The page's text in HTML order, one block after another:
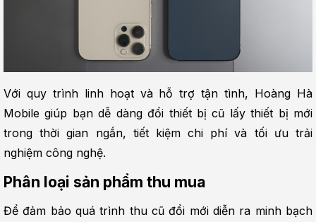
Với quy trình linh hoạt và hỗ trợ tận tình, Hoàng Hà
Mobile giúp bạn dễ dàng đổi thiết bị cũ lấy thiết bị mới
trong thời gian ngắn, tiết kiệm chi phí và tối ưu trải
nghiệm công nghệ.
Phân loại sản phẩm thu mua
Để đảm bảo quá trình thu cũ đổi mới diễn ra minh bạch